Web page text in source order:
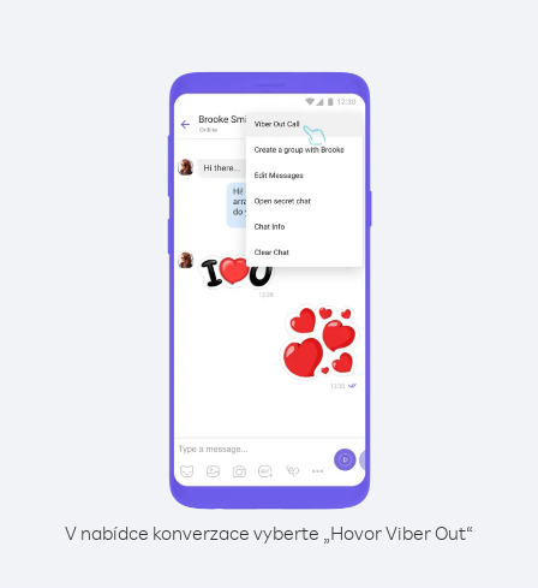
V nabídce konverzace vyberte „Hovor Viber Out“